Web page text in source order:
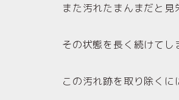
また汚れたまんまだと
その状態を長く続けて
この汚れ跡を取り除く